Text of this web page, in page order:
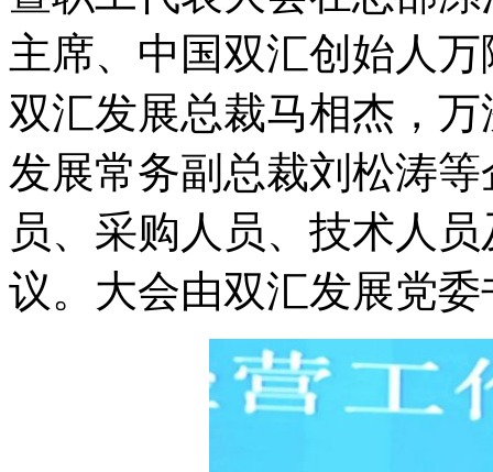
主席、中国双汇创始人
双汇发展总裁马相杰，
发展常务副总裁刘松涛
员、采购人员、技术人
议。大会由双汇发展党